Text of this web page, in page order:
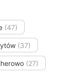
(47)
(37)
(27)